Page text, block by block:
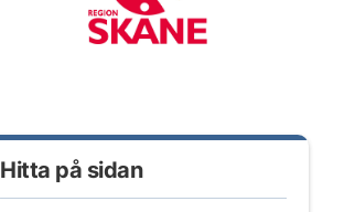
Hitta på sidan